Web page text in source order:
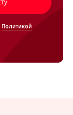
Политикой